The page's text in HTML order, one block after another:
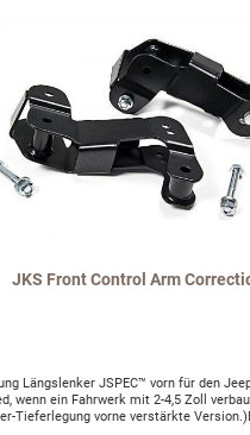
JKS Front Control Arm
Längslenker JSPEC™ vorn für den
wenn ein Fahrwerk mit 2-4,5 Zoll
Tieferlegung vorne verstärkte